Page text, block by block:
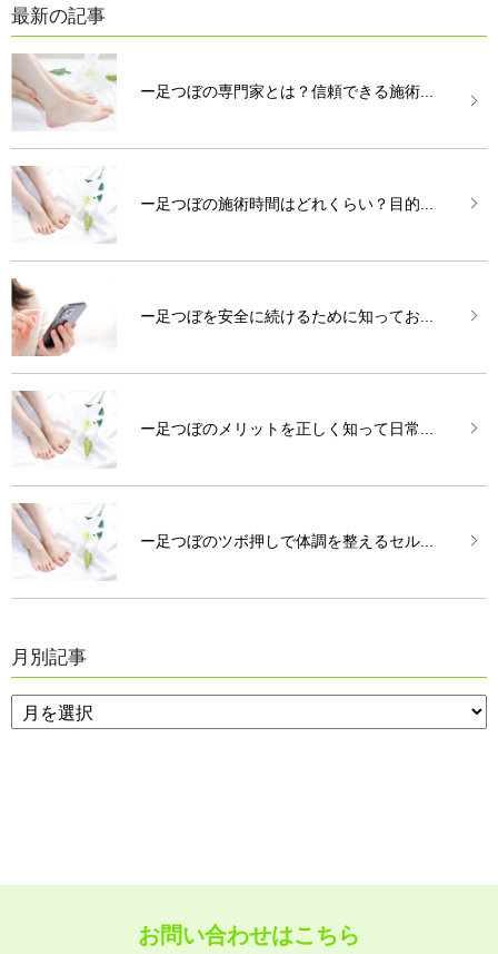
最新の記事
ー足つぼの専門家とは？信頼できる施術...
ー足つぼの施術時間はどれくらい？目的...
ー足つぼを安全に続けるために知ってお...
ー足つぼのメリットを正しく知って日常...
ー足つぼのツボ押しで体調を整えるセル...
月別記事
お問い合わせはこちら